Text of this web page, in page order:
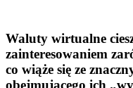
Waluty wirtualne
zainteresowaniem
co wiąże się ze
obejmującego ich